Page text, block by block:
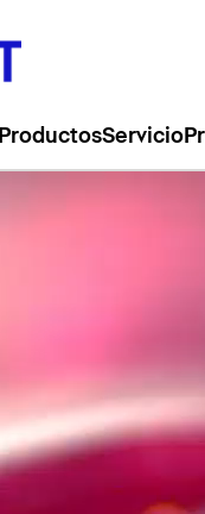
ProductosServicio